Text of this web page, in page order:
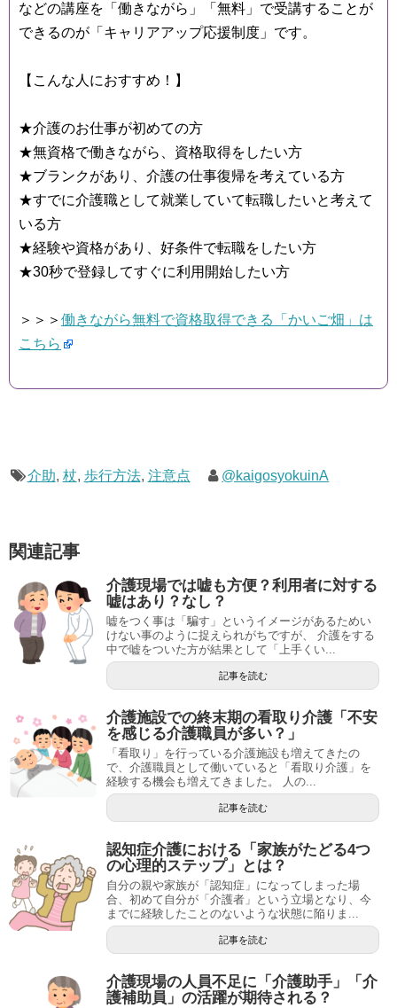
などの講座を「働きながら」「無料」で受講することが
できるのが「キャリアアップ応援制度」です。
【こんな人におすすめ！】
★介護のお仕事が初めての方
★無資格で働きながら、資格取得をしたい方
★ブランクがあり、介護の仕事復帰を考えている方
★すでに介護職として就業していて転職したいと考えて
いる方
★経験や資格があり、好条件で転職をしたい方
★30秒で登録してすぐに利用開始したい方
＞＞＞ 働きながら無料で資格取得できる「かいご畑」は
こちら
介助, 杖, 歩行方法, 注意点 @kaigosyokuinA
関連記事
介護現場では嘘も方便？利用者に対する
嘘はあり？なし？
嘘をつく事は「騙す」というイメージがあるためい
けない事のように捉えられがちですが、 介護をする
中で嘘をついた方が結果として「上手くい...
記事を読む
介護施設での終末期の看取り介護「不安
を感じる介護職員が多い？」
「看取り」を行っている介護施設も増えてきたの
で、介護職員として働いていると「看取り介護」を
経験する機会も増えてきました。 人の...
記事を読む
認知症介護における「家族がたどる4つ
の心理的ステップ」とは？
自分の親や家族が「認知症」になってしまった場
合、初めて自分が「介護者」という立場となり、今
までに経験したことのないような状態に陥りま...
記事を読む
介護現場の人員不足に「介護助手」「介
護補助員」の活躍が期待される？